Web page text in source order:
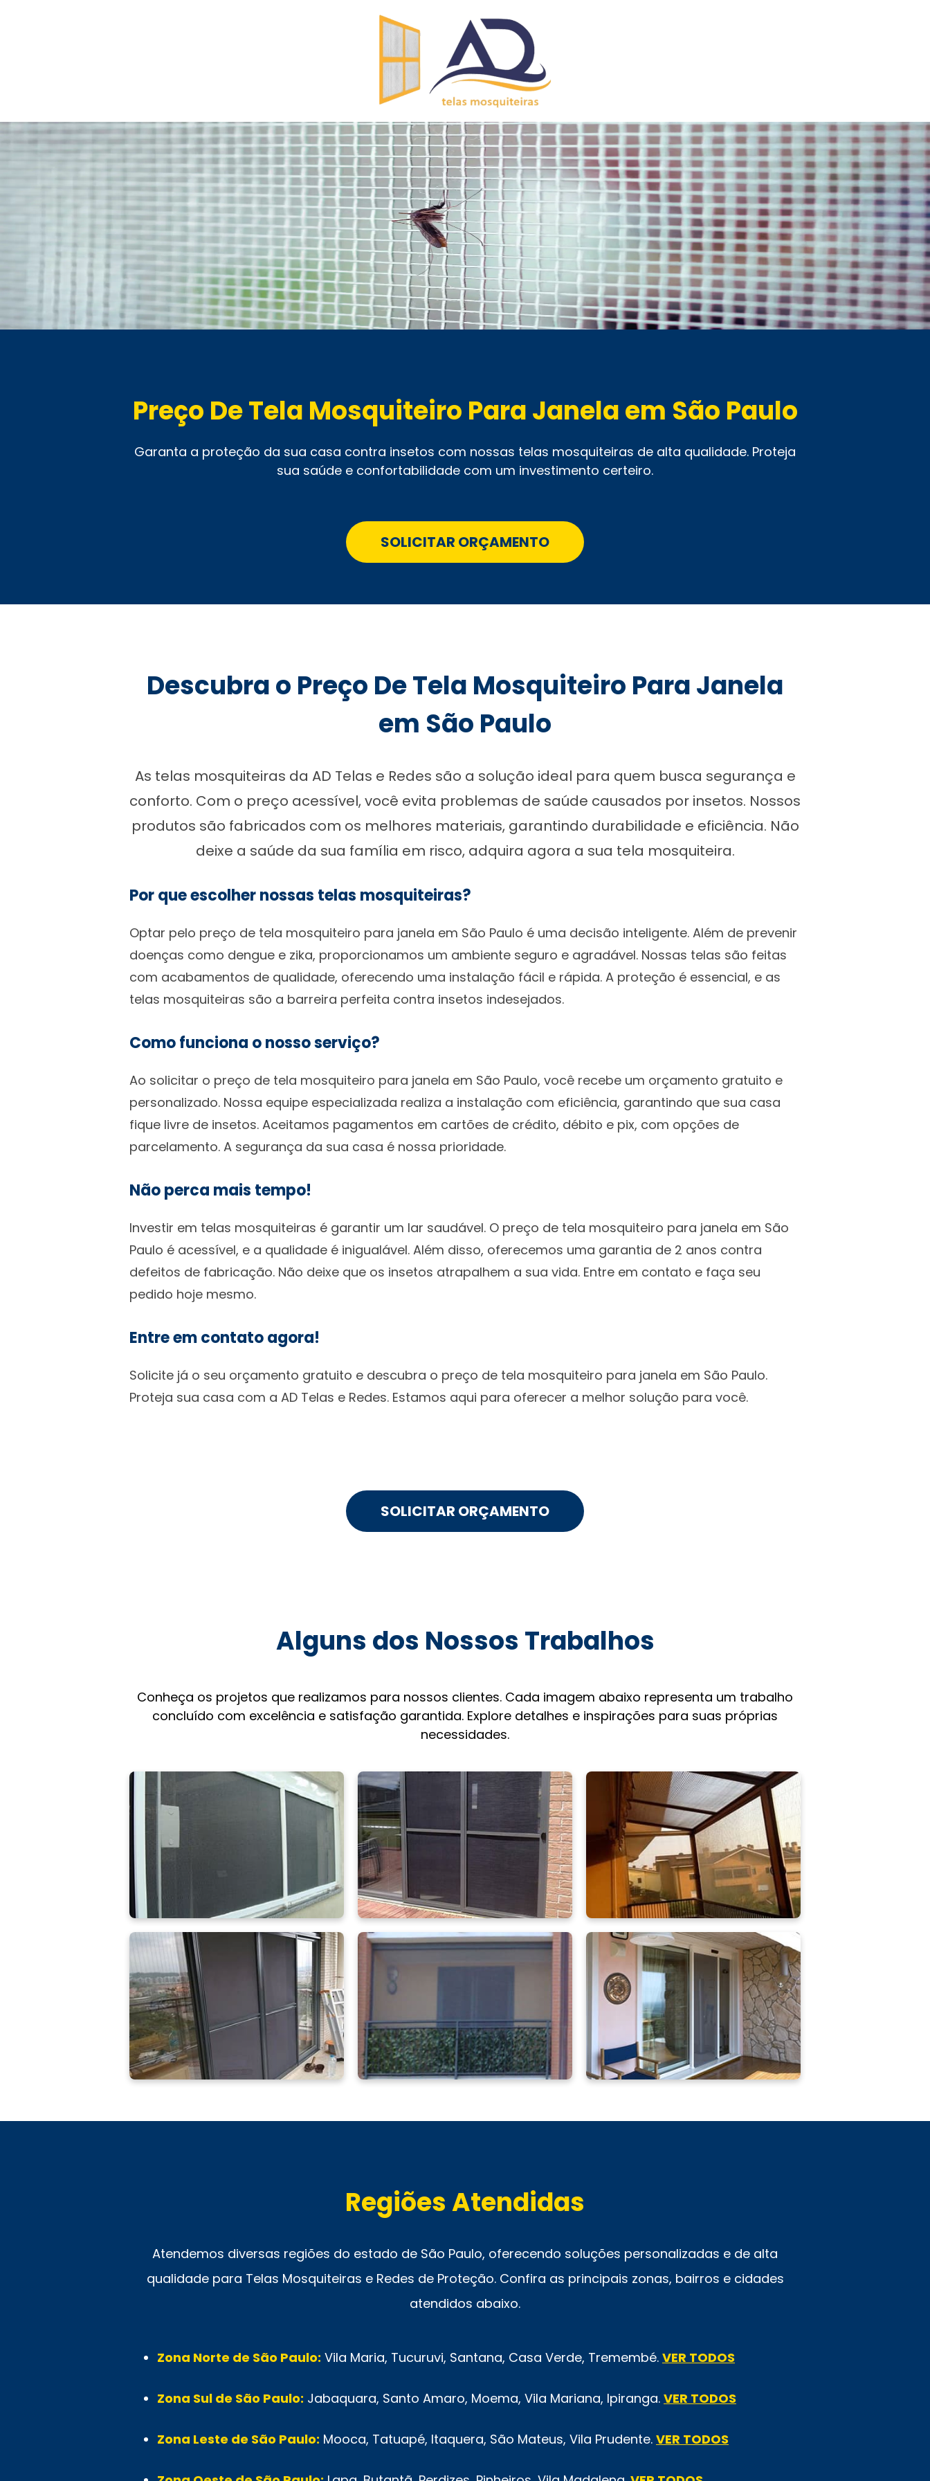
Preço De Tela Mosquiteiro Para Janela em São Paulo
Garanta a proteção da sua casa contra insetos com nossas telas mosquiteiras de alta qualidade. Proteja
sua saúde e confortabilidade com um investimento certeiro.
SOLICITAR ORÇAMENTO
Descubra o Preço De Tela Mosquiteiro Para Janela
em São Paulo
As telas mosquiteiras da AD Telas e Redes são a solução ideal para quem busca segurança e
conforto. Com o preço acessível, você evita problemas de saúde causados por insetos. Nossos
produtos são fabricados com os melhores materiais, garantindo durabilidade e eficiência. Não
deixe a saúde da sua família em risco, adquira agora a sua tela mosquiteira.
Por que escolher nossas telas mosquiteiras?
Optar pelo preço de tela mosquiteiro para janela em São Paulo é uma decisão inteligente. Além de prevenir
doenças como dengue e zika, proporcionamos um ambiente seguro e agradável. Nossas telas são feitas
com acabamentos de qualidade, oferecendo uma instalação fácil e rápida. A proteção é essencial, e as
telas mosquiteiras são a barreira perfeita contra insetos indesejados.
Como funciona o nosso serviço?
Ao solicitar o preço de tela mosquiteiro para janela em São Paulo, você recebe um orçamento gratuito e
personalizado. Nossa equipe especializada realiza a instalação com eficiência, garantindo que sua casa
fique livre de insetos. Aceitamos pagamentos em cartões de crédito, débito e pix, com opções de
parcelamento. A segurança da sua casa é nossa prioridade.
Não perca mais tempo!
Investir em telas mosquiteiras é garantir um lar saudável. O preço de tela mosquiteiro para janela em São
Paulo é acessível, e a qualidade é inigualável. Além disso, oferecemos uma garantia de 2 anos contra
defeitos de fabricação. Não deixe que os insetos atrapalhem a sua vida. Entre em contato e faça seu
pedido hoje mesmo.
Entre em contato agora!
Solicite já o seu orçamento gratuito e descubra o preço de tela mosquiteiro para janela em São Paulo.
Proteja sua casa com a AD Telas e Redes. Estamos aqui para oferecer a melhor solução para você.
SOLICITAR ORÇAMENTO
Alguns dos Nossos Trabalhos
Conheça os projetos que realizamos para nossos clientes. Cada imagem abaixo representa um trabalho
concluído com excelência e satisfação garantida. Explore detalhes e inspirações para suas próprias
necessidades.
Regiões Atendidas
Atendemos diversas regiões do estado de São Paulo, oferecendo soluções personalizadas e de alta
qualidade para Telas Mosquiteiras e Redes de Proteção. Confira as principais zonas, bairros e cidades
atendidos abaixo.
Zona Norte de São Paulo: Vila Maria, Tucuruvi, Santana, Casa Verde, Tremembé. VER TODOS
Zona Sul de São Paulo: Jabaquara, Santo Amaro, Moema, Vila Mariana, Ipiranga. VER TODOS
Zona Leste de São Paulo: Mooca, Tatuapé, Itaquera, São Mateus, Vila Prudente. VER TODOS